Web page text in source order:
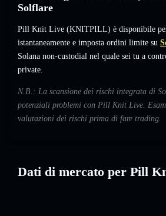
Solflare
Pill Knit Live (KNITPILL) è disponibile
istantaneamente e imposta ordini limite su
Solana non-custodial nel quale sei tu a
private.
N.B.: La scansione dei rischi integrata di
potenziali problemi con Pill Knit Live.
valutazioni dei rischi prima di fare trading.
Dati di mercato per Pill